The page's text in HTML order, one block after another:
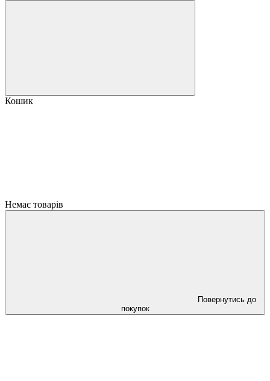
Кошик
Немає товарів
Повернутись до
покупок